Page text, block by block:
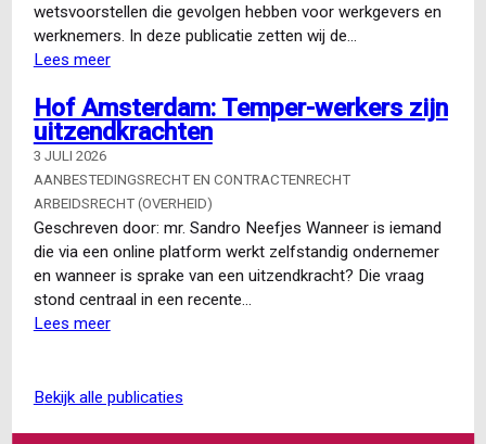
wetsvoorstellen die gevolgen hebben voor werkgevers en
werknemers. In deze publicatie zetten wij de…
Lees meerover
verandert
er
het
arbeidsrecht?
Een
overzicht
van
komende
wetgeving
Hof Amsterdam: Temper-werkers zijn
uitzendkrachten
3 JULI 2026
AANBESTEDINGSRECHT EN CONTRACTENRECHT
ARBEIDSRECHT (OVERHEID)
Geschreven door: mr. Sandro Neefjes Wanneer is iemand
die via een online platform werkt zelfstandig ondernemer
en wanneer is sprake van een uitzendkracht? Die vraag
stond centraal in een recente…
Lees meerover
Temper-
bekijk alle publicaties